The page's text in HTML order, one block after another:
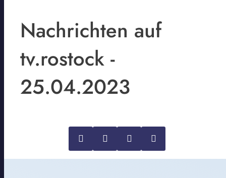
Nachrichten auf
tv.rostock -
25.04.2023